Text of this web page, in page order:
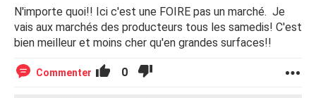
N'importe quoi!! Ici c'est une FOIRE pas un marché. Je
vais aux marchés des producteurs tous les samedis! C'est
bien meilleur et moins cher qu'en grandes surfaces!!
Commenter 0